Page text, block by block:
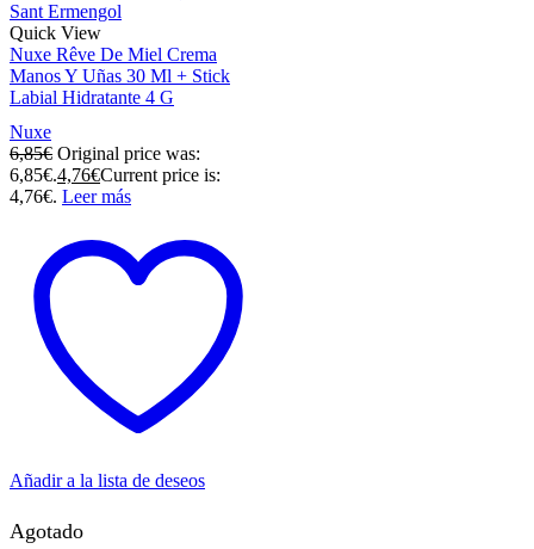
Quick View
Nuxe Rêve De Miel Crema
Manos Y Uñas 30 Ml + Stick
Labial Hidratante 4 G
Nuxe
6,85€ Original price was:
6,85€.4,76€Current price is:
4,76€. Leer más
Añadir a la lista de deseos
Agotado